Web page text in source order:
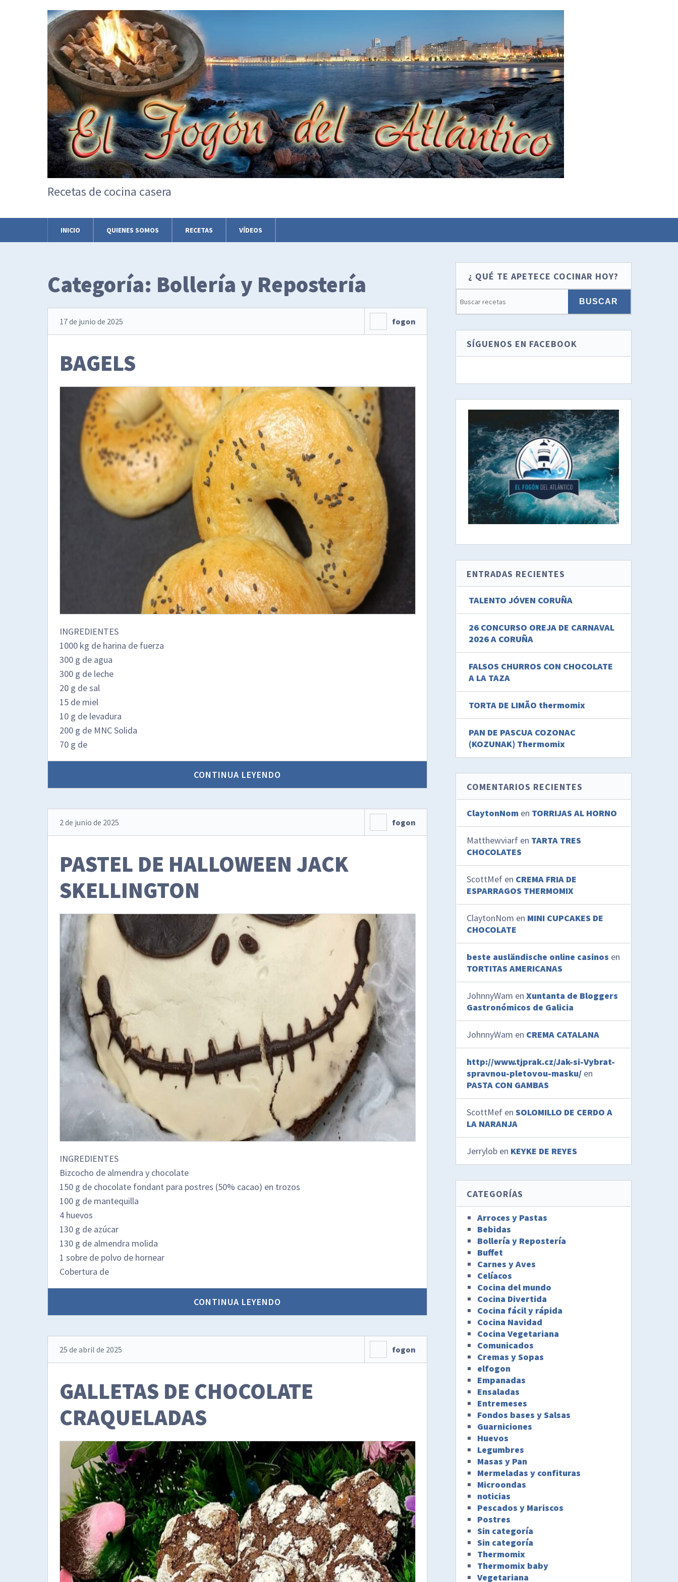
Recetas de cocina casera
INICIO QUIENES SOMOS RECETAS VÍDEOS
Categoría: Bollería y Repostería
17 de junio de 2025 fogon
BAGELS
INGREDIENTES
1000 kg de harina de fuerza
300 g de agua
300 g de leche
20 g de sal
15 de miel
10 g de levadura
200 g de MNC Solida
70 g de
CONTINUA LEYENDO
2 de junio de 2025 fogon
PASTEL DE HALLOWEEN JACK
SKELLINGTON
INGREDIENTES
Bizcocho de almendra y chocolate
150 g de chocolate fondant para postres (50% cacao) en trozos
100 g de mantequilla
4 huevos
130 g de azúcar
130 g de almendra molida
1 sobre de polvo de hornear
Cobertura de
CONTINUA LEYENDO
25 de abril de 2025 fogon
GALLETAS DE CHOCOLATE
CRAQUELADAS
¿ QUÉ TE APETECE COCINAR HOY?
SÍGUENOS EN FACEBOOK
ENTRADAS RECIENTES
TALENTO JÓVEN CORUÑA
26 CONCURSO OREJA DE CARNAVAL
2026 A CORUÑA
FALSOS CHURROS CON CHOCOLATE
A LA TAZA
TORTA DE LIMÃO thermomix
PAN DE PASCUA COZONAC
(KOZUNAK) Thermomix
COMENTARIOS RECIENTES
ClaytonNom en TORRIJAS AL HORNO
Matthewviarf en TARTA TRES
CHOCOLATES
ScottMef en CREMA FRIA DE
ESPARRAGOS THERMOMIX
ClaytonNom en MINI CUPCAKES DE
CHOCOLATE
beste ausländische online casinos en
TORTITAS AMERICANAS
JohnnyWam enXuntanta de Bloggers
Gastronómicos de Galicia
JohnnyWam en CREMA CATALANA
http://www.tjprak.cz/Jak-si-Vybrat-
spravnou-pletovou-masku/ en
PASTA CON GAMBAS
ScottMef enSOLOMILLO DE CERDO A
LA NARANJA
Jerrylob en KEYKE DE REYES
CATEGORÍAS
Arroces y Pastas
Bebidas
Bollería y Repostería
Buffet
Carnes y Aves
Celíacos
Cocina del mundo
Cocina Divertida
Cocina fácil y rápida
Cocina Navidad
Cocina Vegetariana
Comunicados
Cremas y Sopas
elfogon
Empanadas
Ensaladas
Entremeses
Fondos bases y Salsas
Guarniciones
Huevos
Legumbres
Masas y Pan
Mermeladas y confituras
Microondas
noticias
Pescados y Mariscos
Postres
Sin categoría
Sin categoría
Thermomix
Thermomix baby
Vegetariana